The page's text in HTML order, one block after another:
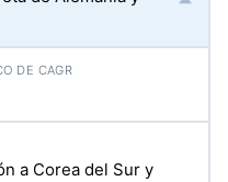
a Corea del Sur y